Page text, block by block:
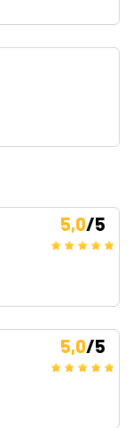
5,0/5
5,0/5